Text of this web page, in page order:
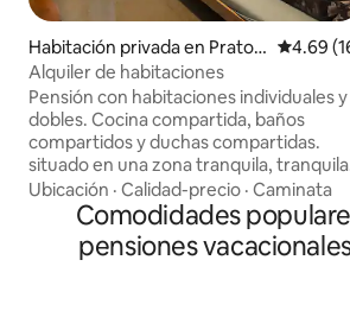
Habitación privada en Prato
(Leventina)
4.69
Alquiler de habitaciones
Pensión con habitaciones individuales y
dobles. Cocina compartida, baños
compartidos y duchas compartidas.
situado en una zona tranquila,
ideal para los trabajadores en
movimiento
Ubicación · Calidad-precio · Caminata
Comodidades
pensiones